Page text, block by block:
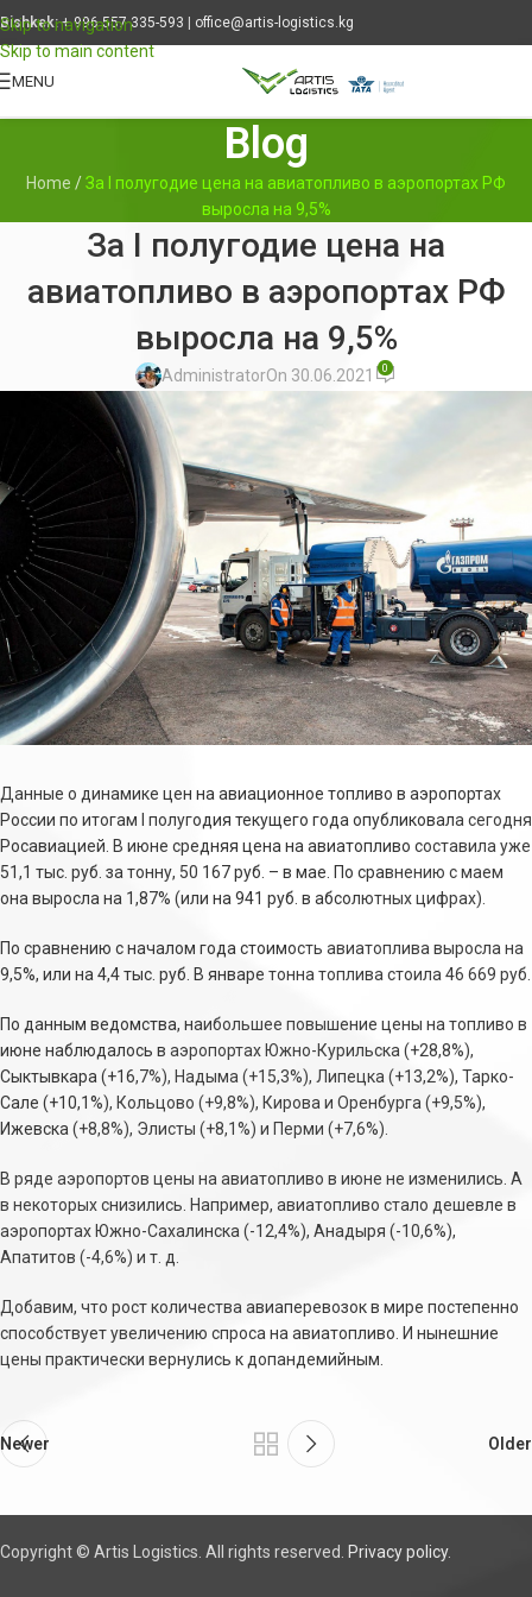
Skip to navigation
Skip to main content
Bishkek: + 996 557 335-593 office@artis-logistics.kg
MENU
Blog
Home /За I полугодие цена на авиатопливо в аэропортах РФ
выросла на 9,5%
За I полугодие цена на
авиатопливо в аэропортах РФ
выросла на 9,5%
AdministratorOn 30.06.2021 0
Данные о динамике цен на авиационное топливо в аэропортах
России по итогам I полугодия текущего года опубликовала сегодня
Росавиацией. В июне средняя цена на авиатопливо составила уже
51,1 тыс. руб. за тонну, 50 167 руб. – в мае. По сравнению с маем
она выросла на 1,87% (или на 941 руб. в абсолютных цифрах).
По сравнению с началом года стоимость авиатоплива выросла на
9,5%, или на 4,4 тыс. руб. В январе тонна топлива стоила 46 669 руб.
По данным ведомства, наибольшее повышение цены на топливо в
июне наблюдалось в аэропортах Южно-Курильска (+28,8%),
Сыктывкара (+16,7%), Надыма (+15,3%), Липецка (+13,2%), Тарко-
Сале (+10,1%), Кольцово (+9,8%), Кирова и Оренбурга (+9,5%),
Ижевска (+8,8%), Элисты (+8,1%) и Перми (+7,6%).
В ряде аэропортов цены на авиатопливо в июне не изменились. А
в некоторых снизились. Например, авиатопливо стало дешевле в
аэропортах Южно-Сахалинска (-12,4%), Анадыря (-10,6%),
Апатитов (-4,6%) и т. д.
Добавим, что рост количества авиаперевозок в мире постепенно
способствует увеличению спроса на авиатопливо. И нынешние
цены практически вернулись к допандемийным.
Newer Older
Copyright © Artis Logistics. All rights reserved. Privacy policy.